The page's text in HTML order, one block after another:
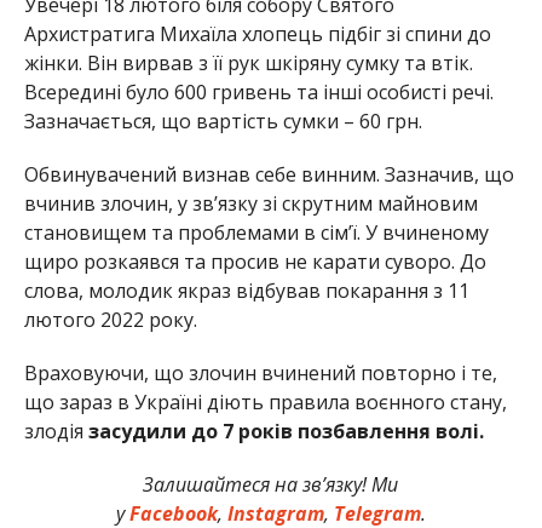
Архистратига Михаїла хлопець підбіг зі спини до
жінки. Він вирвав з її рук шкіряну сумку та втік.
Всередині було 600 гривень та інші особисті речі.
Зазначається, що вартість сумки – 60 грн.
Обвинувачений визнав себе винним. Зазначив, що
вчинив злочин, у зв’язку зі скрутним майновим
становищем та проблемами в сім’ї. У вчиненому
щиро розкаявся та просив не карати суворо. До
слова, молодик якраз відбував покарання з 11
лютого 2022 року.
Враховуючи, що злочин вчинений повторно і те,
що зараз в Україні діють правила воєнного стану,
злодія засудили до 7 років позбавлення волі.
Залишайтеся на зв’язку! Ми
уFacebook, Instagram, Telegram.